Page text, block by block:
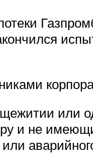
или
и не